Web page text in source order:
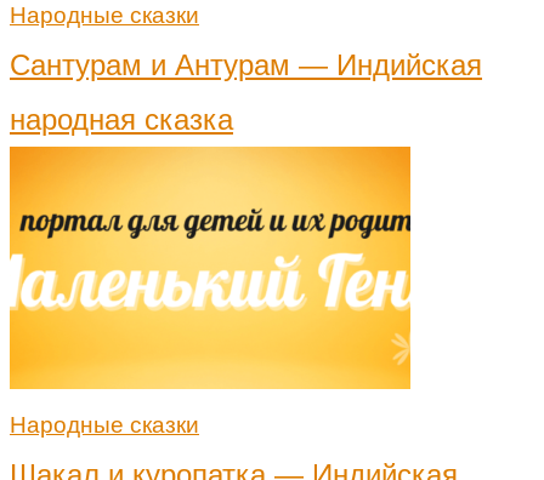
Народные сказки
Сантурам и Антурам — Индийская
народная сказка
Народные сказки